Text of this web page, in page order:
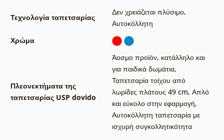
Τεχνολογία ταπετσαρίας
Δεν χρειάζεται πλύσιμο,
Αυτοκόλλητη
Χρώμα
Πλεονεκτήματα της
ταπετσαρίας USP dovido
Άοσμο προϊόν, κατάλληλο και
για παιδικά δωμάτια,
Ταπετσαρία τοίχου από
λωρίδες πλάτους 49 cm, Απλό
και εύκολο στην εφαρμογή,
Αυτοκόλλητη ταπετσαρία με
ισχυρή συγκολλητικότητα